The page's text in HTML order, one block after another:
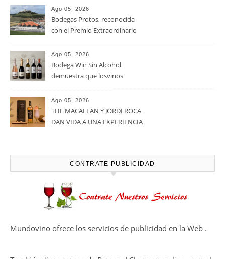
La D.O. Cariñena prevé
vendimiar este año hasta 5
millones de kilos de uva más
Noites Méndez-Rojo despide el
verano por todo lo alto entre
viñedos, vino y mucho humor
Bodegas Protos, reconocida
con el Premio Extraordinario
Alimentos de España 2026 por
demuestra que losvinos
desalcoholizados de alta
en el viñedo
Ago 05, 2026
THE MACALLAN Y JORDI ROCA
DAN VIDA A UNA EXPERIENCIA
CAPÍTULO FINAL DE THE